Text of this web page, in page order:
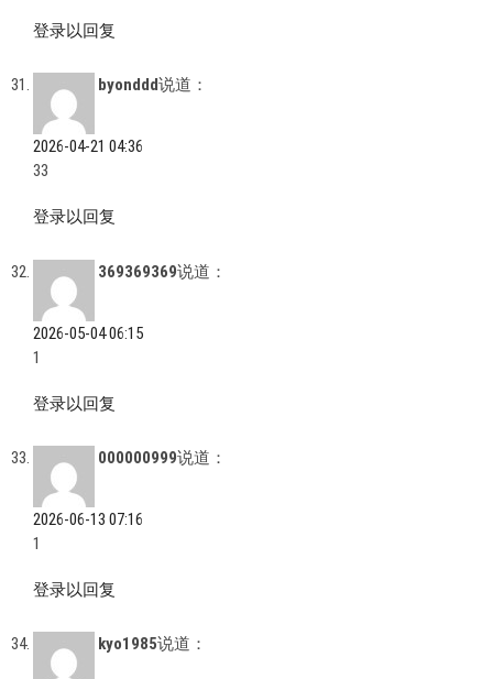
登录以回复
byonddd说道：
2026-04-21 04:36
33
登录以回复
369369369说道：
2026-05-04 06:15
1
登录以回复
000000999说道：
2026-06-13 07:16
1
登录以回复
kyo1985说道：